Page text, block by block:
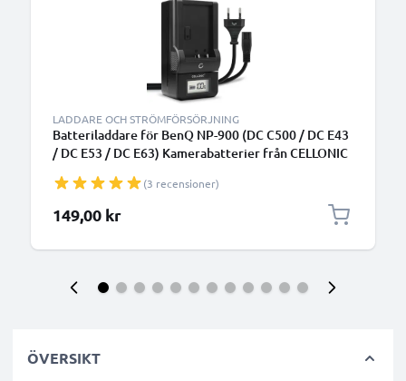
LADDARE OCH STRÖMFÖRSÖRJNING
Batteriladdare för BenQ NP-900 (DC C500 / DC E43
/ DC E53 / DC E63) Kamerabatterier från CELLONIC
(3 recensioner)
149,00 kr
ÖVERSIKT